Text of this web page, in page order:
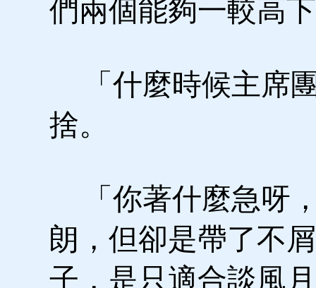
們兩個能夠一較高
「什麼時候主席
捨。
「你著什麼急呀
朗，但卻是帶了不
子，是只適合談風